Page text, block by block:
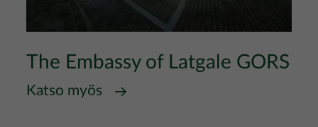
The Embassy of Latgale GORS
Katso myös